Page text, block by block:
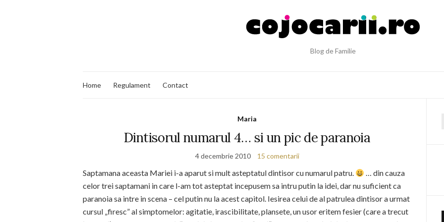
Blog de Familie
Home Regulament Contact
Maria
Dintisorul numarul 4… si un pic de paranoia
4 decembrie 2010 15 comentarii
Saptamana aceasta Mariei i-a aparut si mult asteptatul dintisor cu numarul patru.
… din cauza
celor trei saptamani in care l-am tot asteptat incepusem sa intru putin la idei, dar nu suficient ca
paranoia sa intre in scena – cel putin nu la acest capitol. Iesirea celui de al patrulea dintisor a urmat
cursul „firesc” al simptomelor: agitatie, irascibilitate, plansete, un usor eritem fesier (care a trecut